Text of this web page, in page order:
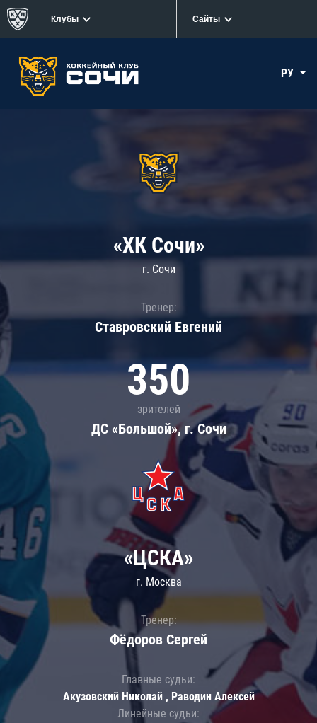
Клубы Сайты
РУ
«ХК Сочи»
г. Сочи
Тренер:
Ставровский Евгений
350
зрителей
ДС «Большой», г. Сочи
«ЦСКА»
г. Москва
Тренер:
Фёдоров Сергей
Главные судьи:
Акузовский Николай , Раводин Алексей
Линейные судьи: